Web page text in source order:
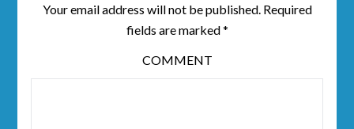
Your email address will not be published. Required
fields are marked*
COMMENT